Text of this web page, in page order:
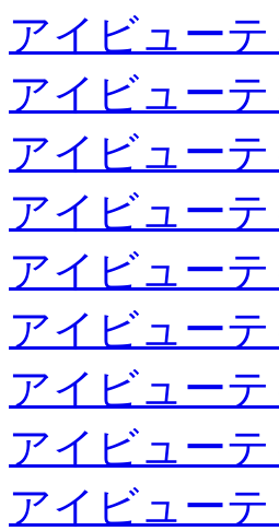
アイビュー
アイビュー
アイビュー
アイビュー
アイビュー
アイビュー
アイビュー
アイビュー
アイビュー